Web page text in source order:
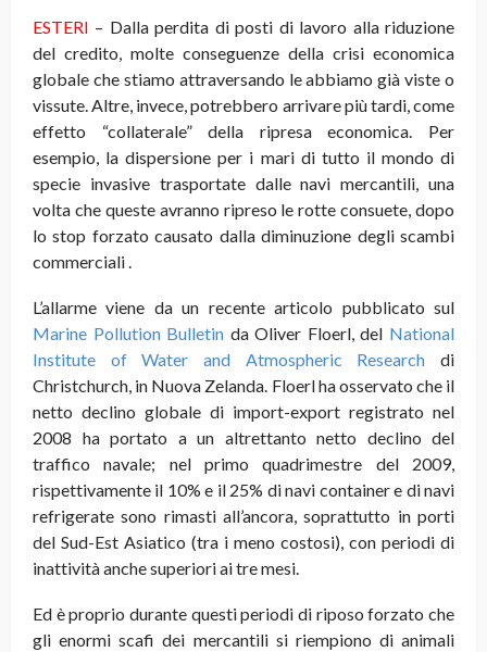
ESTERI – Dalla perdita di posti di lavoro alla riduzione
del credito, molte conseguenze della crisi economica
globale che stiamo attraversando le abbiamo già viste o
vissute. Altre, invece, potrebbero arrivare più tardi, come
effetto “collaterale” della ripresa economica. Per
esempio, la dispersione per i mari di tutto il mondo di
specie invasive trasportate dalle navi mercantili, una
volta che queste avranno ripreso le rotte consuete, dopo
lo stop forzato causato dalla diminuzione degli scambi
commerciali.
L’allarme viene da un recente articolo pubblicato sul
Marine Pollution Bulletin da Oliver Floerl, del National
Institute of Water and Atmospheric Research di
Christchurch, in Nuova Zelanda. Floerl ha osservato che il
netto declino globale di import-export registrato nel
2008 ha portato a un altrettanto netto declino del
traffico navale; nel primo quadrimestre del 2009,
rispettivamente il 10% e il 25% di navi container e di navi
refrigerate sono rimasti all’ancora, soprattutto in porti
del Sud-Est Asiatico (tra i meno costosi), con periodi di
inattività anche superiori ai tre mesi.
Ed è proprio durante questi periodi di riposo forzato che
gli enormi scafi dei mercantili si riempiono di animali